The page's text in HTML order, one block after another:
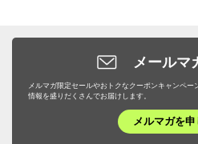
メールマ
メルマガ限定セールやおトクなクーポンキャンペ
情報を盛りだくさんでお届けします。
メルマガを申